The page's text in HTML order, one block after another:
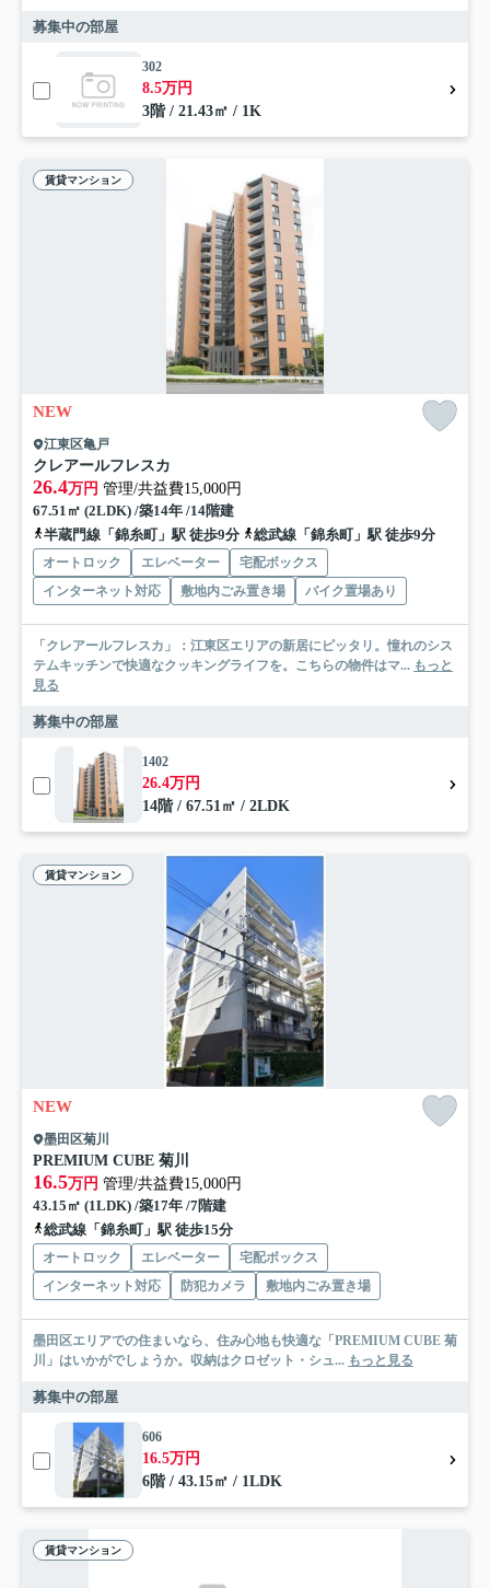
募集中の部屋
302
8.5万円
3階 / 21.43㎡ / 1K
賃貸マンション
NEW
江東区亀戸
クレアールフレスカ
26.4万円 管理/共益費15,000円
67.51㎡ (2LDK) /築14年 /14階建
半蔵門線「錦糸町」駅 徒歩9分
総武線「錦糸町」駅 徒歩9分
オートロック エレベーター
宅配ボックス
インターネット対応
敷地内ごみ置き場 バイク置場あり
「クレアールフレスカ」：江東区エリアの新居にピッタリ。憧れのシス
テムキッチンで快適なクッキングライフを。こちらの物件はマ... もっと
見る
募集中の部屋
1402
26.4万円
14階 / 67.51㎡ / 2LDK
賃貸マンション
NEW
墨田区菊川
PREMIUM CUBE 菊川
16.5万円 管理/共益費15,000円
43.15㎡ (1LDK) /築17年 /7階建
総武線「錦糸町」駅 徒歩15分
オートロック エレベーター
宅配ボックス
インターネット対応
防犯カメラ 敷地内ごみ置き場
墨田区エリアでの住まいなら、住み心地も快適な「PREMIUM CUBE 菊
川」はいかがでしょうか。収納はクロゼット・シュ... もっと見る
募集中の部屋
606
16.5万円
6階 / 43.15㎡ / 1LDK
賃貸マンション